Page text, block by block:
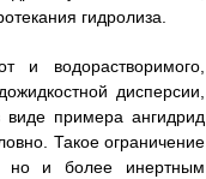
гидролиза.
и водорастворимого,
дисперсии,
примера ангидрид
Такое ограничение
но и более инертным